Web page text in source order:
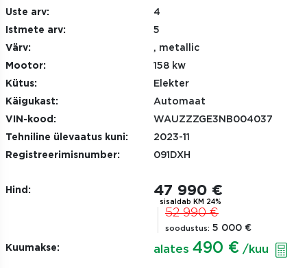
Uste arv:
4
Istmete arv:
5
Värv:
, metallic
Mootor:
158 kw
Kütus:
Elekter
Käigukast:
Automaat
VIN-kood:
WAUZZZGE3NB004037
Tehniline ülevaatus kuni:
2023-11
Registreerimisnumber:
091DXH
Hind: 47 990 €
sisaldab KM 24%
52 990 €
soodustus: 5 000 €
Kuumakse: alates 490 € /kuu